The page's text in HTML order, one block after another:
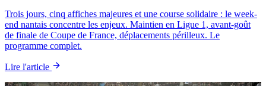
Trois jours, cinq affiches majeures et une course solidaire : le week-
end nantais concentre les enjeux. Maintien en Ligue 1, avant-goût
de finale de Coupe de France, déplacements périlleux. Le
programme complet.
Lire l'article